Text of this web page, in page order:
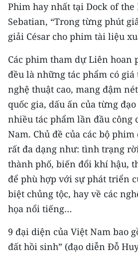
Infographic
TIN MỚI
TIN ĐỊA PHƯƠNG
Trung du và miền núi phía Bắc
Đồng bằng sông Hồng
Bắc Trung Bộ
Duyên hải Nam Trung Bộ và
Nguyên
Đông Nam Bộ
Đồng bằng sông Cửu Long
Chuyên trang Hà Nội
Phim hay nhất tại Dock of the
Sebatian, “Trong từng phút
giải César cho phim tài liệu
Các phim tham dự Liên hoan
đều là những tác phẩm có
nghệ thuật cao, mang đậm
quốc gia, dấu ấn của từng
nhiều tác phẩm lần đầu công
Nam. Chủ đề của các bộ
rất đa dạng như: tình trạng
thành phố, biến đổi khí hậu,
để phù hợp với sự phát triển
biệt chủng tộc, hay về các
họa nổi tiếng…
9 đại diện của Việt Nam bao
đất hồi sinh” (đạo diễn Đỗ